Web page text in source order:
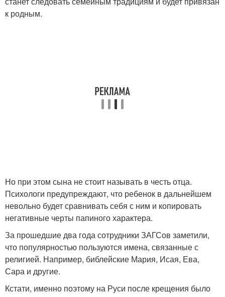
к родным.
Но при этом сына не стоит называть в честь отца.
Психологи предупреждают, что ребенок в дальнейшем
невольно будет сравнивать себя с ним и копировать
негативные черты папиного характера.
За прошедшие два года сотрудники ЗАГСов заметили,
что популярностью пользуются имена, связанные с
религией. Например, библейские Мария, Исая, Ева,
Сара и другие.
Кстати, именно поэтому на Руси после крещения было